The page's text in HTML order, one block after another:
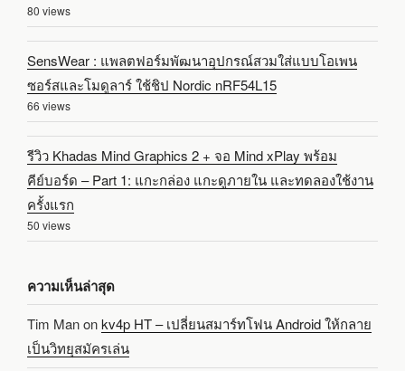
80 views
SensWear : แพลตฟอร์มพัฒนาอุปกรณ์สวมใส่แบบโอเพน
ซอร์สและโมดูลาร์ ใช้ชิป Nordic nRF54L15
66 views
รีวิว Khadas Mind Graphics 2 + จอ Mind xPlay พร้อม
คีย์บอร์ด – Part 1: แกะกล่อง แกะดูภายใน และทดลองใช้งาน
ครั้งแรก
50 views
ความเห็นล่าสุด
Tim Manonkv4p HT – เปลี่ยนสมาร์ทโฟน Android ให้กลาย
เป็นวิทยุสมัครเล่น